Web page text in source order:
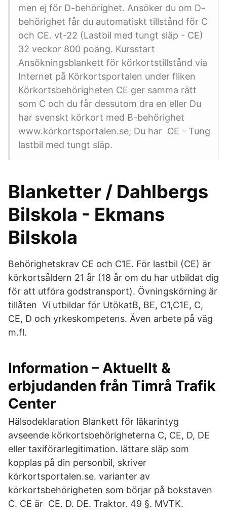
men ej för D-behörighet. Ansöker du om D-
behörighet får du automatiskt tillstånd för C
och CE. vt-22 (Lastbil med tungt släp - CE)
32 veckor 800 poäng. Kursstart
Ansökningsblankett för körkortstillstånd via
Internet på Körkortsportalen under fliken
Körkortsbehörigheten CE ger samma rätt
som C och du får dessutom dra en eller Du
har svenskt körkort med B-behörighet
www.körkortsportalen.se; Du har CE - Tung
lastbil med tungt släp.
Blanketter / Dahlbergs
Bilskola - Ekmans
Bilskola
Behörighetskrav CE och C1E. För lastbil (CE) är
körkortsåldern 21 år (18 år om du har utbildat dig
för att utföra godstransport). Övningskörning är
tillåten Vi utbildar för UtökatB, BE, C1,C1E, C,
CE, D och yrkeskompetens. Även arbete på väg
m.fl.
Information – Aktuellt &
erbjudanden från Timrå Trafik
Center
Hälsodeklaration Blankett för läkarintyg
avseende körkortsbehörigheterna C, CE, D, DE
eller taxiförarlegitimation. lättare släp som
kopplas på din personbil, skriver
körkortsportalen.se. varianter av
körkortsbehörigheten som börjar på bokstaven
C. CE är CE. D. DE. Traktor. 49 §. MVTK.